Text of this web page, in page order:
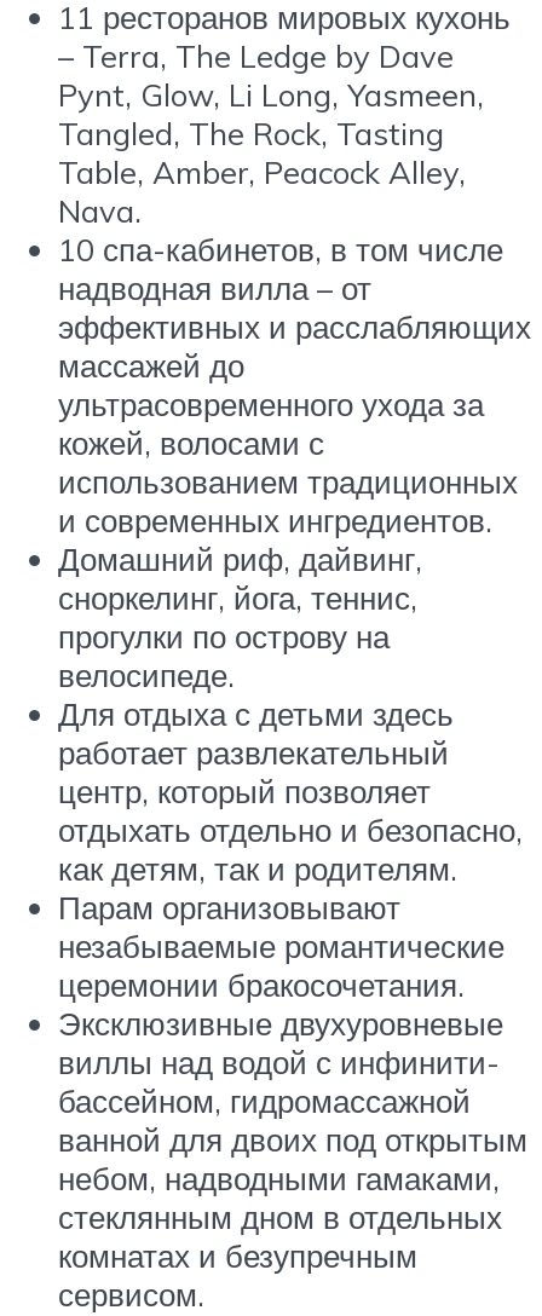
11 ресторанов мировых кухонь
– Terra, The Ledge by Dave
Pynt, Glow, Li Long, Yasmeen,
Tangled, The Rock, Tasting
Table, Amber, Peacock Alley,
Nava.
10 спа-кабинетов, в том числе
надводная вилла – от
эффективных и расслабляющих
массажей до
ультрасовременного ухода за
кожей, волосами с
использованием традиционных
и современных ингредиентов.
Домашний риф, дайвинг,
сноркелинг, йога, теннис,
прогулки по острову на
велосипеде.
Для отдыха с детьми здесь
работает развлекательный
центр, который позволяет
отдыхать отдельно и безопасно,
как детям, так и родителям.
Парам организовывают
незабываемые романтические
церемонии бракосочетания.
Эксклюзивные двухуровневые
виллы над водой с инфинити-
бассейном, гидромассажной
ванной для двоих под открытым
небом, надводными гамаками,
стеклянным дном в отдельных
комнатах и безупречным
сервисом.